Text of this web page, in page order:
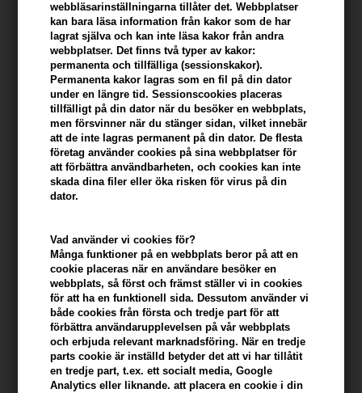
webbläsarinställningarna tillåter det. Webbplatser
kan bara läsa information från kakor som de har
lagrat själva och kan inte läsa kakor från andra
webbplatser. Det finns två typer av kakor:
permanenta och tillfälliga (sessionskakor).
Permanenta kakor lagras som en fil på din dator
under en längre tid. Sessionscookies placeras
tillfälligt på din dator när du besöker en webbplats,
men försvinner när du stänger sidan, vilket innebär
att de inte lagras permanent på din dator. De flesta
företag använder cookies på sina webbplatser för
att förbättra användbarheten, och cookies kan inte
skada dina filer eller öka risken för virus på din
dator.
Vad använder vi cookies för?
Många funktioner på en webbplats beror på att en
cookie placeras när en användare besöker en
webbplats, så först och främst ställer vi in ​​cookies
för att ha en funktionell sida. Dessutom använder vi
både cookies från första och tredje part för att
förbättra användarupplevelsen på vår webbplats
och erbjuda relevant marknadsföring. När en tredje
parts cookie är inställd betyder det att vi har tillåtit
en tredje part, t.ex. ett socialt media, Google
Analytics eller liknande. att placera en cookie i din
American Crew Daily Cleansing Shampoo 250ml
Varumärken»American Crew Brand:
137,00SEK
Enhetspris ved 3 stk. 128,00 SEK Spara 7%
+
Du tjänar 6 Bonuskronor på köp av denna artikel -Visa mitt
konto
KÖP FÖR YTTERLIGARE 499,00 SEK OCH FÅ FRI FRAKT
Beskrivning Recensioner Tillverkare